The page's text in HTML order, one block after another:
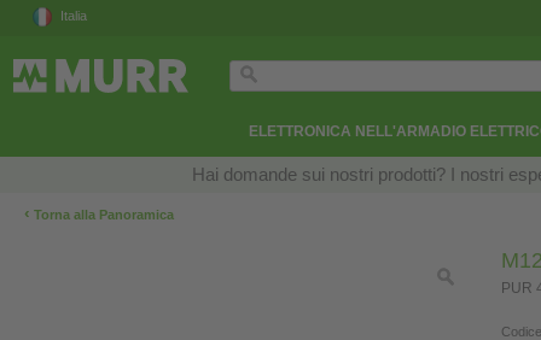
Italia
ELETTRONICA NELL'ARMADIO
Hai domande sui nostri prodotti? I nostri
‹ Torna alla Panoramica
PUR